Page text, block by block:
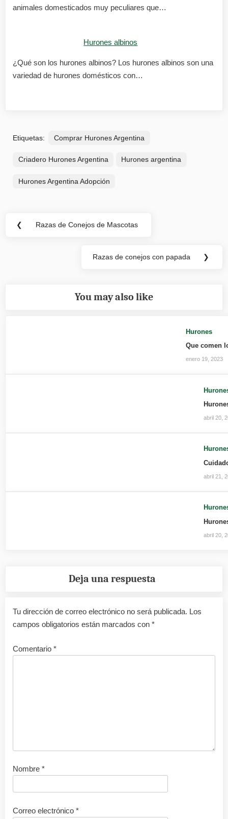
animales domesticados muy peculiares que…
Hurones albinos
¿Qué son los hurones albinos? Los hurones albinos son una
variedad de hurones domésticos con…
Etiquetas: Comprar Hurones Argentina
Criadero Hurones Argentina Hurones argentina
Hurones Argentina Adopción
Navegación
❮
Previous
Razas de Conejos de Mascotas
Next
Razas de conejos con papada ❯
You may also like
Hurones
Que comen
enero 19, 2023
abril 20,
abril 21,
abril 20,
Deja una respuesta
Tu dirección de correo electrónico no será publicada. Los
campos obligatorios están marcados con *
Comentario *
Nombre *
Correo electrónico *